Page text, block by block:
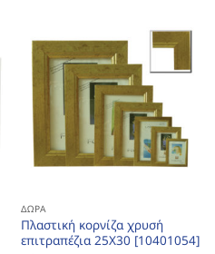
ΔΏΡΑ
Πλαστική κορνίζα χρυσή
επιτραπέζια 25Χ30 [10401054]